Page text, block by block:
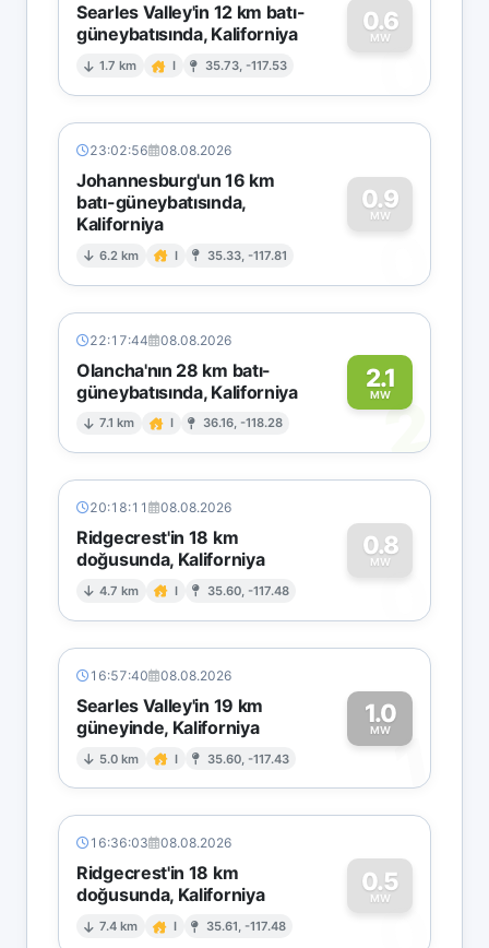
Searles Valley'in 12 km batı-
güneybatısında, Kaliforniya
1.7 km I 35.73, -117.53
0.6
MW
0
23:02:56 08.08.2026
Johannesburg'un 16 km
batı-güneybatısında,
Kaliforniya
6.2 km I 35.33, -117.81
0.9
MW
0
22:17:44 08.08.2026
Olancha'nın 28 km batı-
güneybatısında, Kaliforniya
7.1 km I 36.16, -118.28
2.1
MW2
20:18:11 08.08.2026
Ridgecrest'in 18 km
doğusunda, Kaliforniya
4.7 km I 35.60, -117.48
0.8
MW
0
16:57:40 08.08.2026
Searles Valley'in 19 km
güneyinde, Kaliforniya
5.0 km I 35.60, -117.43
1.0
MW1
16:36:03 08.08.2026
Ridgecrest'in 18 km
doğusunda, Kaliforniya
7.4 km I 35.61, -117.48
0.5
MW